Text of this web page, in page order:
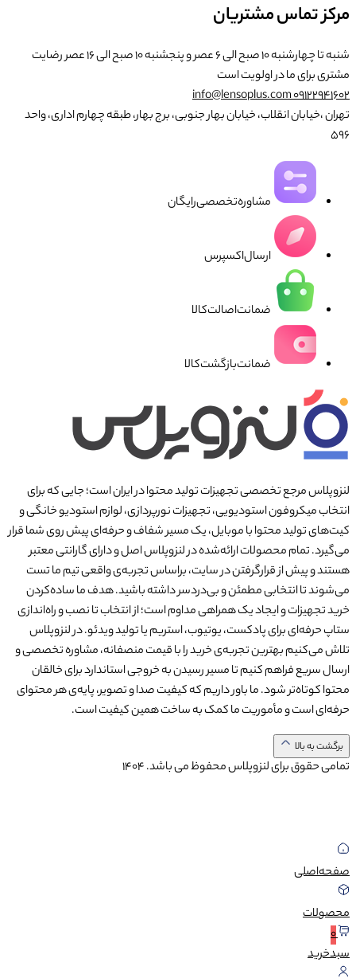
مرکز تماس مشتریان
شنبه تا چهارشنبه ۱۰ صبح الی ۶ عصر و پنجشنبه ۱۰ صبح الی ۱۶ عصر
رضایت
مشتری برای ما در اولویت است
۰۹۱۲۲۹۴۱۶۰۲info@lensoplus.com
تهران ،خیابان انقلاب، خیابان بهار جنوبی، برج بهار، طبقه چهارم اداری، واحد
۵۹۶
مشاوره‌تخصصی‌رایگان
ارسال‌اکسپرس
ضمانت‌اصالت‌کالا
ضمانت‌بازگشت‌کالا
لنزوپلاس مرجع تخصصی تجهیزات تولید محتوا در ایران است؛ جایی که برای
انتخاب میکروفون استودیویی، تجهیزات نورپردازی، لوازم استودیو خانگی و
کیت‌های تولید محتوا با موبایل، یک مسیر شفاف و حرفه‌ای پیش روی شما قرار
می‌گیرد. تمام محصولات ارائه‌شده در لنزوپلاس اصل و دارای گارانتی معتبر
هستند و پیش از قرارگرفتن در سایت، براساس تجربه‌ی واقعی تیم ما تست
می‌شوند تا انتخابی مطمئن و بی‌دردسر داشته باشید. هدف ما ساده‌کردن
خرید تجهیزات و ایجاد یک همراهی مداوم است؛ از انتخاب تا نصب و راه‌اندازی
ستاپ حرفه‌ای برای پادکست، یوتیوب، استریم یا تولید ویدئو. در لنزوپلاس
تلاش می‌کنیم بهترین تجربه‌ی خرید را با قیمت منصفانه، مشاوره تخصصی و
ارسال سریع فراهم کنیم تا مسیر رسیدن به خروجی استاندارد برای خالقان
محتوا کوتاه‌تر شود. ما باور داریم که کیفیت صدا و تصویر، پایه‌ی هر محتوای
حرفه‌ای است و مأموریت ما کمک به ساخت همین کیفیت است.
برگشت به بالا
تمامی حقوق برای لنزوپلاس محفوظ می باشد.1404
صفحه‌اصلی
محصولات
0
سبد‌خرید